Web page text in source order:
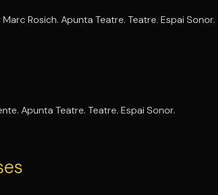
Rosich. Apunta Teatre. Teatre. Espai Sonor.
Apunta Teatre. Teatre. Espai Sonor.